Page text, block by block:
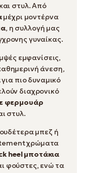
στυλ. Από
μέχρι μοντέρνα
, η συλλογή μας
γυναίκας.
εμφανίσεις,
άνεση,
για πιο δυναμικό
διαχρονικό
φερμουάρ
στυλ.
μπεζ ή
χρώματα
heel μποτάκια
φούστες, ενώ τα